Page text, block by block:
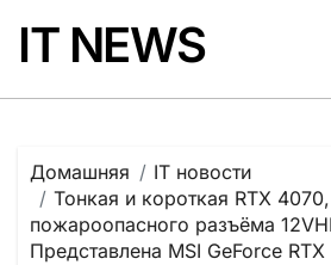
содержанию
IT NEWS
Домашняя
IT новости
Тонкая и короткая RTX
пожароопасного разъёма
Представлена MSI GeForce